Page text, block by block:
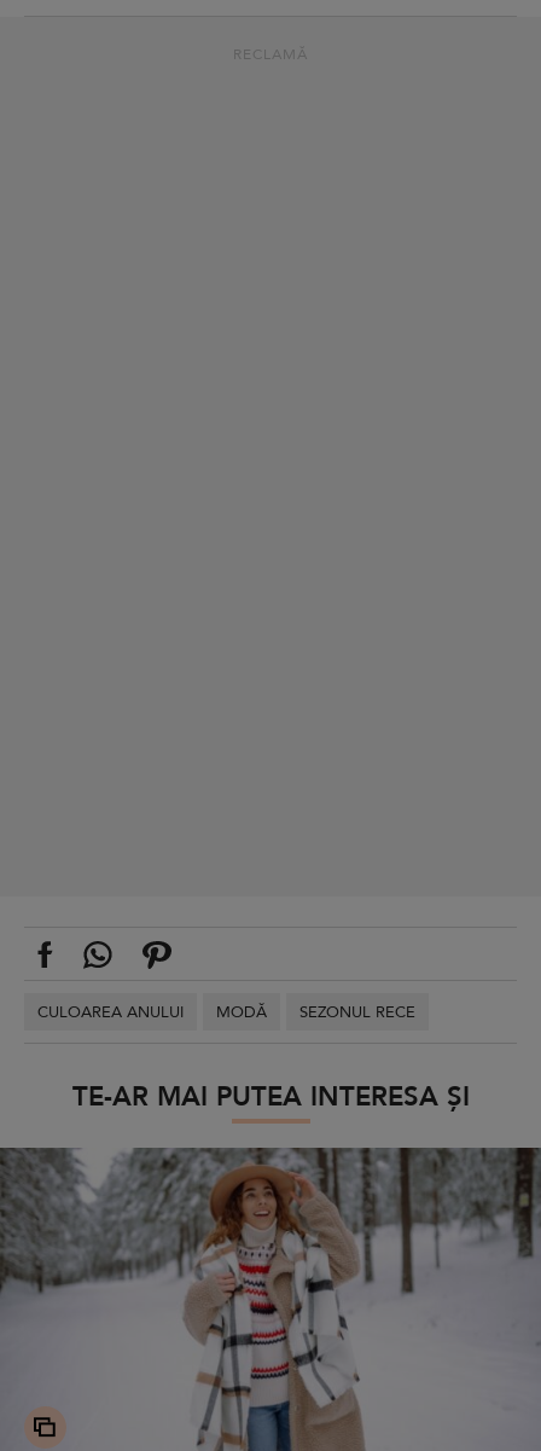
RECLAMĂ
CULOAREA ANULUI MODĂ SEZONUL RECE
TE-AR MAI PUTEA INTERESA ȘI